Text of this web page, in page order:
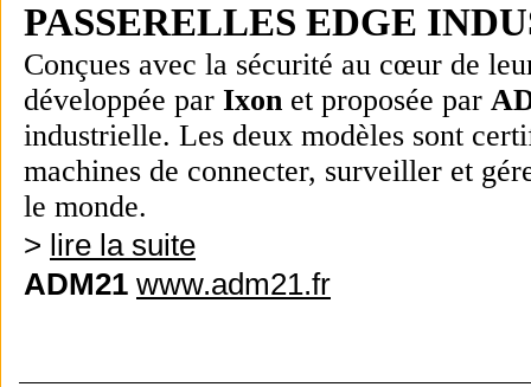
PASSERELLES EDGE
Conçues avec la sécurité au cœur de
développée par Ixon et proposée par
industrielle. Les deux modèles sont
machines de connecter, surveiller et
le monde.
> lire la suite
ADM21 www.adm21.fr